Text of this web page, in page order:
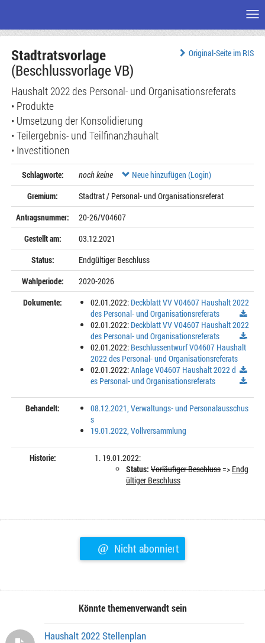
Seiteninhalt
Original-Seite im RIS
Stadtratsvorlage
(Beschlussvorlage VB)
Haushalt 2022 des Personal- und Organisationsreferats
• Produkte
• Umsetzung der Konsolidierung
• Teilergebnis- und Teilfinanzhauhalt
• Investitionen
Schlagworte: noch keine
Neue hinzufügen (Login)
Gremium:
Stadtrat / Personal- und Organisationsreferat
Antragsnummer:
20-26/V04607
Gestellt am:
03.12.2021
Status:
Endgültiger Beschluss
Wahlperiode:
2020-2026
Dokumente:
02.01.2022: Deckblatt VV V04607 Haushalt 2022
des Personal- und Organisationsreferats
02.01.2022: Deckblatt VV V04607 Haushalt 2022
des Personal- und Organisationsreferats
02.01.2022: Beschlussentwurf V04607 Haushalt
2022 des Personal- und Organisationsreferats
02.01.2022:Anlage V04607 Haushalt 2022 d
es Personal- und Organisationsreferats
Behandelt:
08.12.2021, Verwaltungs- und Personalausschus
s
19.01.2022, Vollversammlung
Historie:
19.01.2022:
Status: Vorläufiger Beschluss=> Endg
ültiger Beschluss
@ Nicht abonniert
Könnte themenverwandt sein
Haushalt 2022 Stellenplan